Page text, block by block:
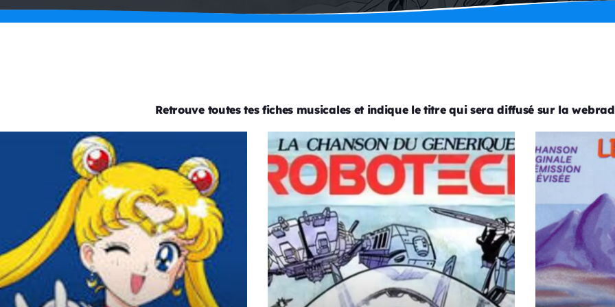
Retrouve toutes tes fiches musicales et indique le titre qui sera diffusé sur la